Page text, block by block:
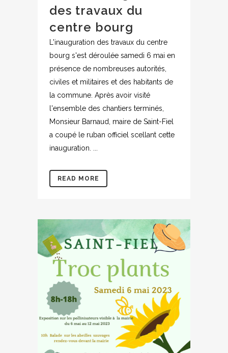
des travaux du
centre bourg
L'inauguration des travaux du centre
bourg s'est déroulée samedi 6 mai en
présence de nombreuses autorités,
civiles et militaires et des habitants de
la commune. Après avoir visité
l'ensemble des chantiers terminés,
Monsieur Barnaud, maire de Saint-Fiel
a coupé le ruban officiel scellant cette
inauguration. ...
READ MORE